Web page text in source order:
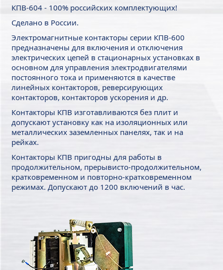
КПВ-604 - 100% российских комплектующих!
Сделано в России.
Электромагнитные контакторы серии КПВ-600
предназначены для включения и отключения
электрических цепей в стационарных установках в
основном для управления электродвигателями
постоянного тока и применяются в качестве
линейных контакторов, реверсирующих
контакторов, контакторов ускорения и др.
Контакторы КПВ изготавливаются без плит и
допускают установку как на изоляционных или
металлических заземленных панелях, так и на
рейках.
Контакторы КПВ пригодны для работы в
продолжительном, прерывисто-продолжительном,
кратковременном и повторно-кратковременном
режимах. Допускают до 1200 включений в час.